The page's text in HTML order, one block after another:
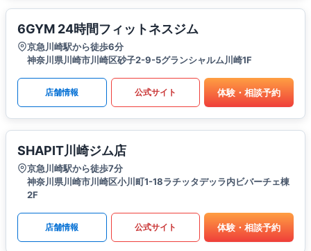
6GYM 24時間フィットネスジム
京急川崎駅から徒歩6分
神奈川県川崎市川崎区砂子2-9-5グランシャルム川崎1F
店舗情報 公式サイト 体験・相談予約
SHAPIT川崎ジム店
京急川崎駅から徒歩7分
神奈川県川崎市川崎区⼩川町1-18ラチッタデッラ内ビバーチェ棟
2F
店舗情報 公式サイト 体験・相談予約